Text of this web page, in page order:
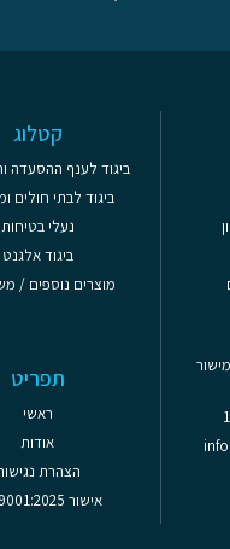
קטלוג
ביגוד לענף ההסעדה
ביגוד לבתי חולים
נעלי בטיחות
ביגוד אלגנט
מוצרים נוספים /
רחוב אוגדה 6, מישור
תפריט
ראשי
אודות
הצהרת
אישור ISO 9001:2025